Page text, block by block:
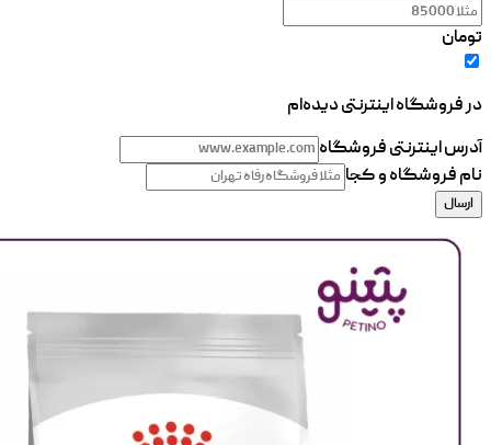
تومان
در فروشگاه اینترنتی دیده‌ام
آدرس اینترنتی فروشگاه
نام فروشگاه و کجا